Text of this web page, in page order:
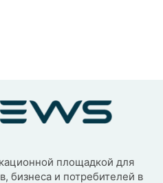
площадкой для
бизнеса и потребителей в